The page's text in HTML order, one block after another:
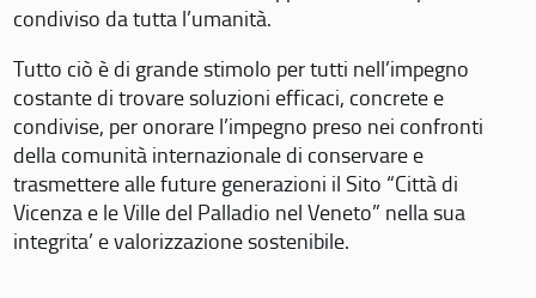
condiviso da tutta l’umanità.
Tutto ciò è di grande stimolo per tutti nell’impegno
costante di trovare soluzioni efficaci, concrete e
condivise, per onorare l’impegno preso nei confronti
della comunità internazionale di conservare e
trasmettere alle future generazioni il Sito “Città di
Vicenza e le Ville del Palladio nel Veneto” nella sua
integrita’ e valorizzazione sostenibile.